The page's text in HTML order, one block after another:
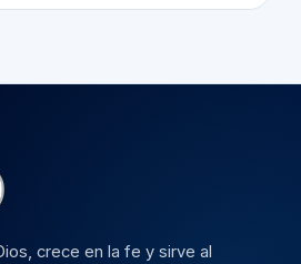
crece en la fe y sirve al